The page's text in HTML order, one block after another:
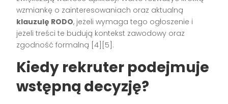
wzmiankę o zainteresowaniach oraz aktualną
klauzulę RODO, jeżeli wymaga tego ogłoszenie i
jeżeli treści te budują kontekst zawodowy oraz
zgodność formalną [4][5].
Kiedy rekruter podejmuje
wstępną decyzję?